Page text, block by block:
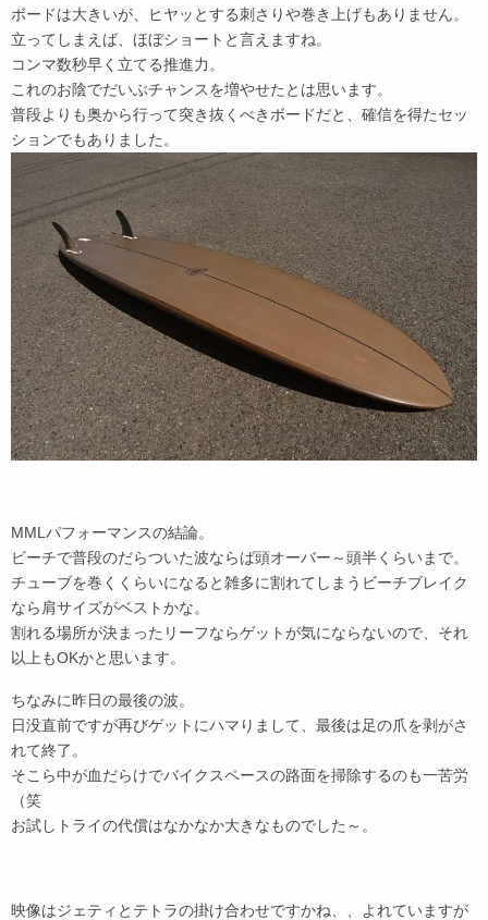
ボードは大きいが、ヒヤッとする刺さりや巻き上げもありません。
立ってしまえば、ほぼショートと言えますね。
コンマ数秒早く立てる推進力。
これのお陰でだいぶチャンスを増やせたとは思います。
普段よりも奥から行って突き抜くべきボードだと、確信を得たセッ
ションでもありました。
MMLパフォーマンスの結論。
ビーチで普段のだらついた波ならば頭オーバー～頭半くらいまで。
チューブを巻くくらいになると雑多に割れてしまうビーチブレイク
なら肩サイズがベストかな。
割れる場所が決まったリーフならゲットが気にならないので、それ
以上もOKかと思います。
ちなみに昨日の最後の波。
日没直前ですが再びゲットにハマりまして、最後は足の爪を剥がさ
れて終了。
そこら中が血だらけでバイクスペースの路面を掃除するのも一苦労
（笑
お試しトライの代償はなかなか大きなものでした～。
映像はジェティとテトラの掛け合わせですかね、、よれていますが